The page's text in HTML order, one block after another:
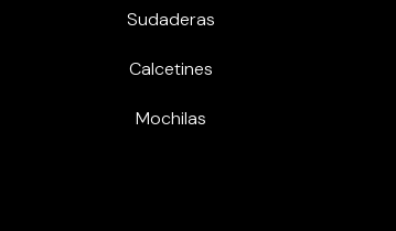
Sudaderas
Calcetines
Mochilas